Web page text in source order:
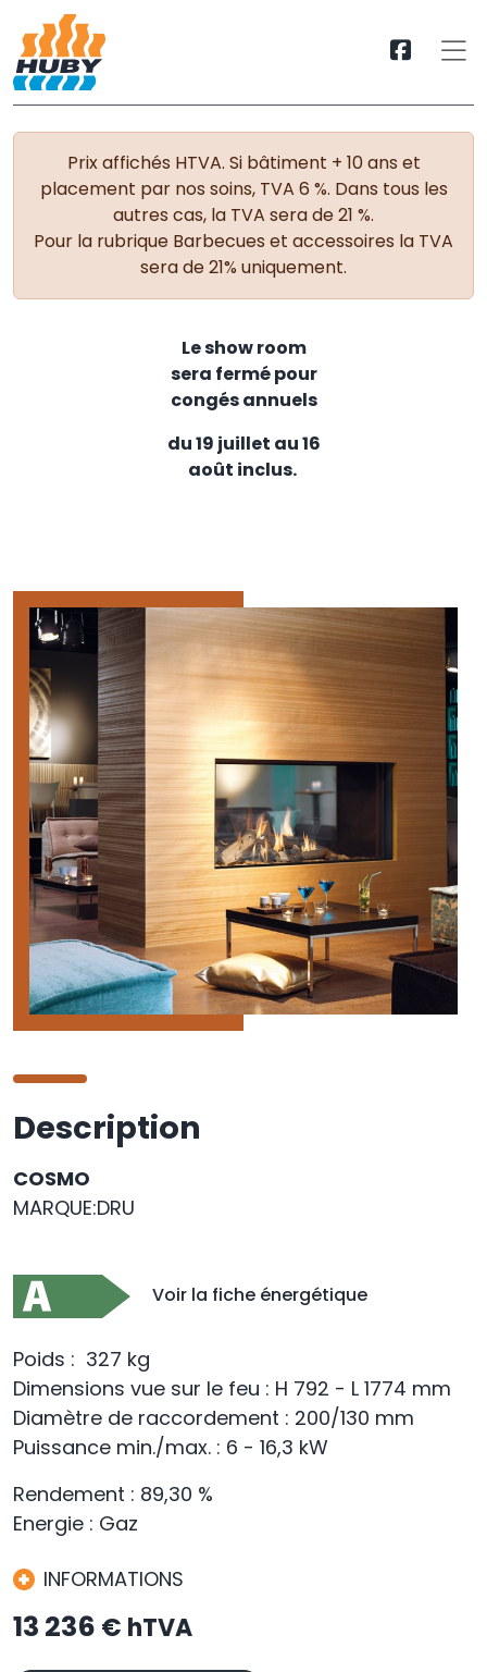
Prix affichés HTVA. Si bâtiment + 10 ans et
placement par nos soins, TVA 6 %. Dans tous les
autres cas, la TVA sera de 21 %.
Pour la rubrique Barbecues et accessoires la TVA
sera de 21% uniquement.
Le show room
sera fermé pour
congés annuels
du 19 juillet au 16
août inclus.
Description
COSMO
MARQUE:DRU
Voir la fiche énergétique
Poids : 327 kg
Dimensions vue sur le feu : H 792 - L 1774 mm
Diamètre de raccordement : 200/130 mm
Puissance min./max. : 6 - 16,3 kW
Rendement : 89,30 %
Energie : Gaz
INFORMATIONS
13 236 € hTVA